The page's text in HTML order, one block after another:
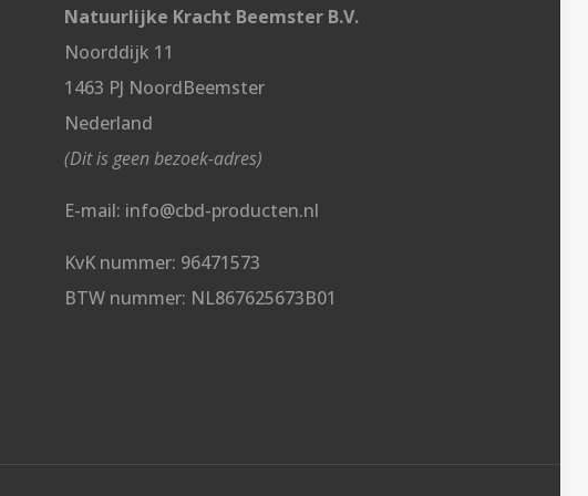
Natuurlijke Kracht Beemster B.V.
Noorddijk 11
1463 PJ NoordBeemster
Nederland
(Dit is geen bezoek-adres)
E-mail: info@cbd-producten.nl
KvK nummer: 96471573
BTW nummer: NL867625673B01